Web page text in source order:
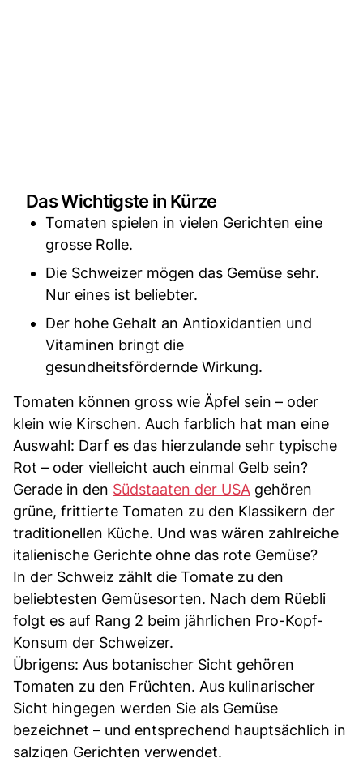
Das Wichtigste in Kürze
Tomaten spielen in vielen Gerichten eine
grosse Rolle.
Die Schweizer mögen das Gemüse sehr.
Nur eines ist beliebter.
Der hohe Gehalt an Antioxidantien und
Vitaminen bringt die
gesundheitsfördernde Wirkung.
Tomaten können gross wie Äpfel sein – oder
klein wie Kirschen. Auch farblich hat man eine
Auswahl: Darf es das hierzulande sehr typische
Rot – oder vielleicht auch einmal Gelb sein?
Gerade in den Südstaaten der USA gehören
grüne, frittierte Tomaten zu den Klassikern der
traditionellen Küche. Und was wären zahlreiche
italienische Gerichte ohne das rote Gemüse?
In der Schweiz zählt die Tomate zu den
beliebtesten Gemüsesorten. Nach dem Rüebli
folgt es auf Rang 2 beim jährlichen Pro-Kopf-
Konsum der Schweizer.
Übrigens: Aus botanischer Sicht gehören
Tomaten zu den Früchten. Aus kulinarischer
Sicht hingegen werden Sie als Gemüse
bezeichnet – und entsprechend hauptsächlich in
salzigen Gerichten verwendet.